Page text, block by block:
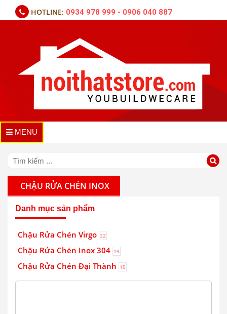
HOTLINE: 0934 978 999 - 0906 040 887
MENU
CHẬU RỬA CHÉN INOX
Danh mục sản phẩm
Chậu Rửa Chén Virgo 22
Chậu Rửa Chén Inox 304 19
Chậu Rửa Chén Đại Thành 15